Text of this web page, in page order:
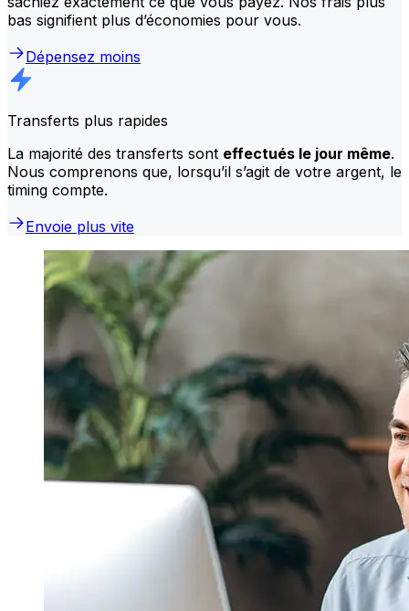
bas signifient plus d’économies pour vous.
Dépensez moins
Transferts plus rapides
La majorité des transferts sont effectués le jour même.
Nous comprenons que, lorsqu’il s’agit de votre argent, le
timing compte.
Envoie plus vite